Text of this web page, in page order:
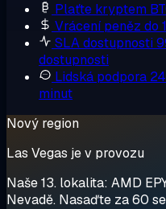
Plaťte kryptem
Vrácení peněz do
SLA dostupnosti
dostupnosti
Lidská podpora
minut
Nový region
Las Vegas je v provozu
Naše 13. lokalita: AMD
Nevadě. Nasaďte za 60